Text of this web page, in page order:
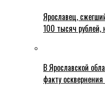
Ярославец,
100 тысяч
В Ярославской
факту